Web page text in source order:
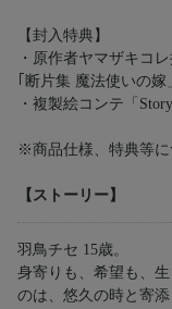
【封入特典】
・原作者ヤマザキコ
｢断片集 魔法使いの嫁
・複製絵コンテ「
※商品仕様、特典等に
【ストーリー】
羽鳥チセ 15歳。
身寄りも、希望も、
のは、悠久の時と寄